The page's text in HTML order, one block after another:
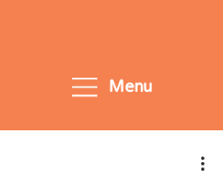
Menu